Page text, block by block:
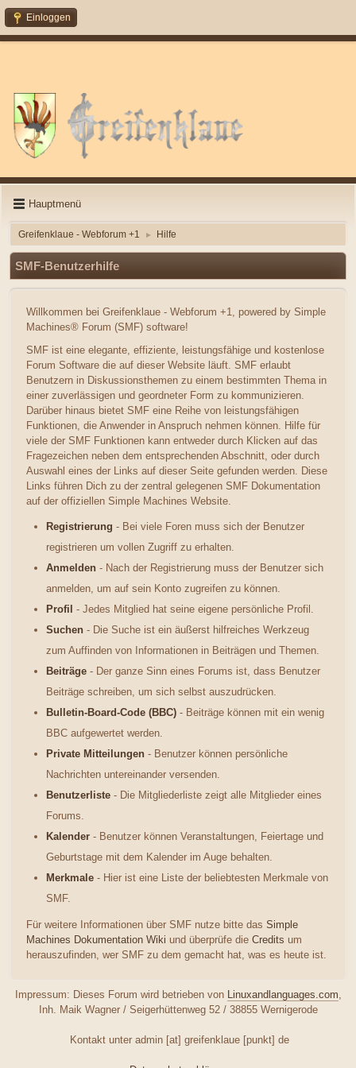
Einloggen
Hauptmenü
Greifenklaue - Webforum +1 ► Hilfe
SMF-Benutzerhilfe
Willkommen bei Greifenklaue - Webforum +1, powered by Simple
Machines® Forum (SMF) software!
SMF ist eine elegante, effiziente, leistungsfähige und kostenlose
Forum Software die auf dieser Website läuft. SMF erlaubt
Benutzern in Diskussionsthemen zu einem bestimmten Thema in
einer zuverlässigen und geordneter Form zu kommunizieren.
Darüber hinaus bietet SMF eine Reihe von leistungsfähigen
Funktionen, die Anwender in Anspruch nehmen können. Hilfe für
viele der SMF Funktionen kann entweder durch Klicken auf das
Fragezeichen neben dem entsprechenden Abschnitt, oder durch
Auswahl eines der Links auf dieser Seite gefunden werden. Diese
Links führen Dich zu der zentral gelegenen SMF Dokumentation
auf der offiziellen Simple Machines Website.
Registrierung - Bei viele Foren muss sich der Benutzer
registrieren um vollen Zugriff zu erhalten.
Anmelden - Nach der Registrierung muss der Benutzer sich
anmelden, um auf sein Konto zugreifen zu können.
Profil - Jedes Mitglied hat seine eigene persönliche Profil.
Suchen - Die Suche ist ein äußerst hilfreiches Werkzeug
zum Auffinden von Informationen in Beiträgen und Themen.
Beiträge - Der ganze Sinn eines Forums ist, dass Benutzer
Beiträge schreiben, um sich selbst auszudrücken.
Bulletin-Board-Code (BBC) - Beiträge können mit ein wenig
BBC aufgewertet werden.
Private Mitteilungen - Benutzer können persönliche
Nachrichten untereinander versenden.
Benutzerliste - Die Mitgliederliste zeigt alle Mitglieder eines
Forums.
Kalender - Benutzer können Veranstaltungen, Feiertage und
Geburtstage mit dem Kalender im Auge behalten.
Merkmale - Hier ist eine Liste der beliebtesten Merkmale von
SMF.
Für weitere Informationen über SMF nutze bitte das Simple
Machines Dokumentation Wiki und überprüfe die Credits um
herauszufinden, wer SMF zu dem gemacht hat, was es heute ist.
Impressum: Dieses Forum wird betrieben von Linuxandlanguages.com
Inh. Maik Wagner / Seigerhüttenweg 52 / 38855 Wernigerode
Kontakt unter admin [at] greifenklaue [punkt] de